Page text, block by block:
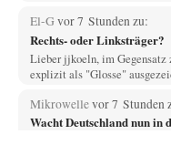
El-Gvor 7 Stunden zu:
Rechts- oder Linksträger?
Lieber jjkoeln, im Gegensatz
explizit als "Glosse"
Mikrowellevor 7 Stunden
Wacht Deutschland nun in